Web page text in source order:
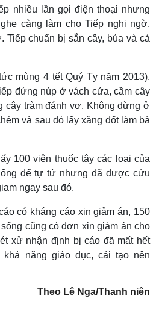
nhiều lần gọi điện thoại nhưng
càng làm cho Tiếp nghi ngờ,
Tiếp chuẩn bị sẵn cây, búa và cả
mùng 4 tết Quý Tỵ năm 2013),
đứng núp ở vách cửa, cầm cây
cây tràm đánh vợ. Không dừng ở
và sau đó lấy xăng đốt làm bà
100 viên thuốc tây các loại của
để tự tử nhưng đã được cứu
ngay sau đó.
có kháng cáo xin giảm án, 150
cũng có đơn xin giảm án cho
xử nhận định bị cáo đã mất hết
năng giáo dục, cải tạo nên
Theo Lê Nga/Thanh niên